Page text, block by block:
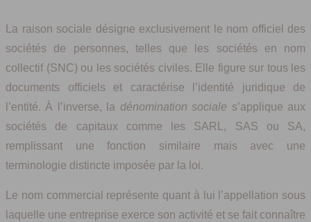
La raison sociale désigne exclusivement le nom officiel des
sociétés de personnes, telles que les sociétés en nom
collectif (SNC) ou les sociétés civiles. Elle figure sur tous les
documents officiels et caractérise l’identité juridique de
l’entité. À l’inverse, la dénomination sociale s’applique aux
sociétés de capitaux comme les SARL, SAS ou SA,
remplissant une fonction similaire mais avec une
terminologie distincte imposée par la loi.
Le nom commercial représente quant à lui l’appellation sous
laquelle une entreprise exerce son activité et se fait connaître